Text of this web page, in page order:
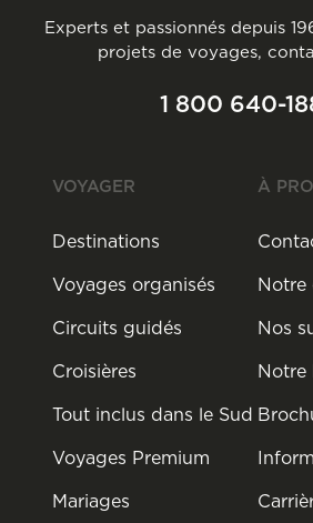
Novembre
Décembre
Experts et passionnés depuis
projets de voyages,
1 800 640-
VOYAGER
Destinations
Voyages organisés
Circuits guidés
Croisières
Tout inclus dans le Sud
Voyages Premium
Mariages
À
Notre
Nos
Notre